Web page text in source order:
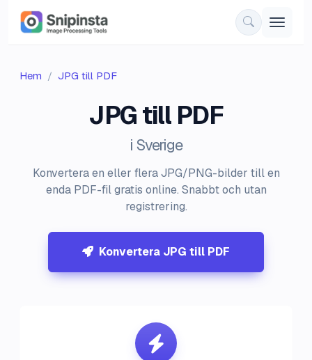
Hem JPG till PDF
JPG till PDF
i Sverige
Konvertera en eller flera JPG/PNG-bilder till en
enda PDF-fil gratis online. Snabbt och utan
registrering.
Konvertera JPG till PDF